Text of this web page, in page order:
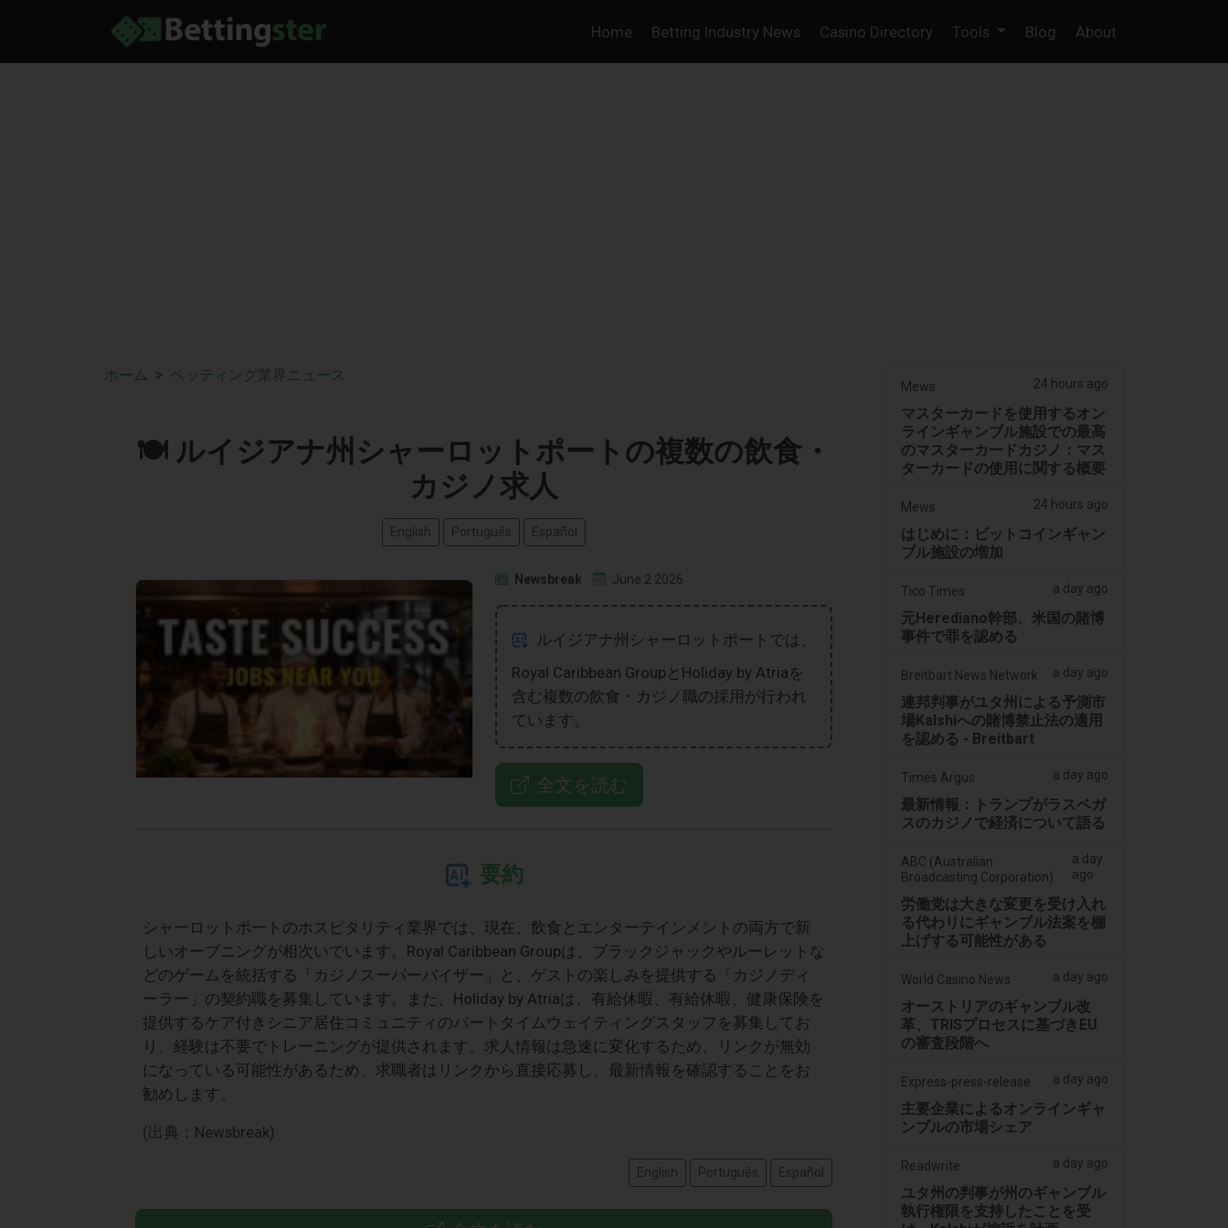
Home Betting Industry News Casino Directory Tools Blog About
ホーム ベッティング業界ニュース
🍽️ ルイジアナ州シャーロットポートの複数の飲食・
カジノ求人
English Português Español
Newsbreak June 2 2026
ルイジアナ州シャーロットポートでは、
Royal Caribbean GroupとHoliday by Atriaを
含む複数の飲食・カジノ職の採用が行われ
ています。
全文を読む
要約
シャーロットポートのホスピタリティ業界では、現在、飲食とエンターテインメントの両方で新
しいオープニングが相次いでいます。Royal Caribbean Groupは、ブラックジャックやルーレットな
どのゲームを統括する「カジノスーパーバイザー」と、ゲストの楽しみを提供する「カジノディ
ーラー」の契約職を募集しています。また、Holiday by Atriaは、有給休暇、有給休暇、健康保険を
提供するケア付きシニア居住コミュニティのパートタイムウェイティングスタッフを募集してお
り、経験は不要でトレーニングが提供されます。求人情報は急速に変化するため、リンクが無効
になっている可能性があるため、求職者はリンクから直接応募し、最新情報を確認することをお
勧めします。
(出典：Newsbreak)
English Português Español
Mews 24 hours ago
マスターカードを使用するオン
ラインギャンブル施設での最高
のマスターカードカジノ：マス
ターカードの使用に関する概要
Mews 24 hours ago
はじめに：ビットコインギャン
ブル施設の増加
Tico Times a day ago
元Herediano幹部、米国の賭博
事件で罪を認める
Breitbart News Network a day ago
連邦判事がユタ州による予測市
場Kalshiへの賭博禁止法の適用
を認める - Breitbart
Times Argus a day ago
最新情報：トランプがラスベガ
スのカジノで経済について語る
ABC (Australian
Broadcasting Corporation)
a day
ago
労働党は大きな変更を受け入れ
る代わりにギャンブル法案を棚
上げする可能性がある
World Casino News a day ago
オーストリアのギャンブル改
革、TRISプロセスに基づきEU
の審査段階へ
Express-press-release a day ago
主要企業によるオンラインギャ
ンブルの市場シェア
Readwrite a day ago
ユタ州の判事が州のギャンブル
執行権限を支持したことを受